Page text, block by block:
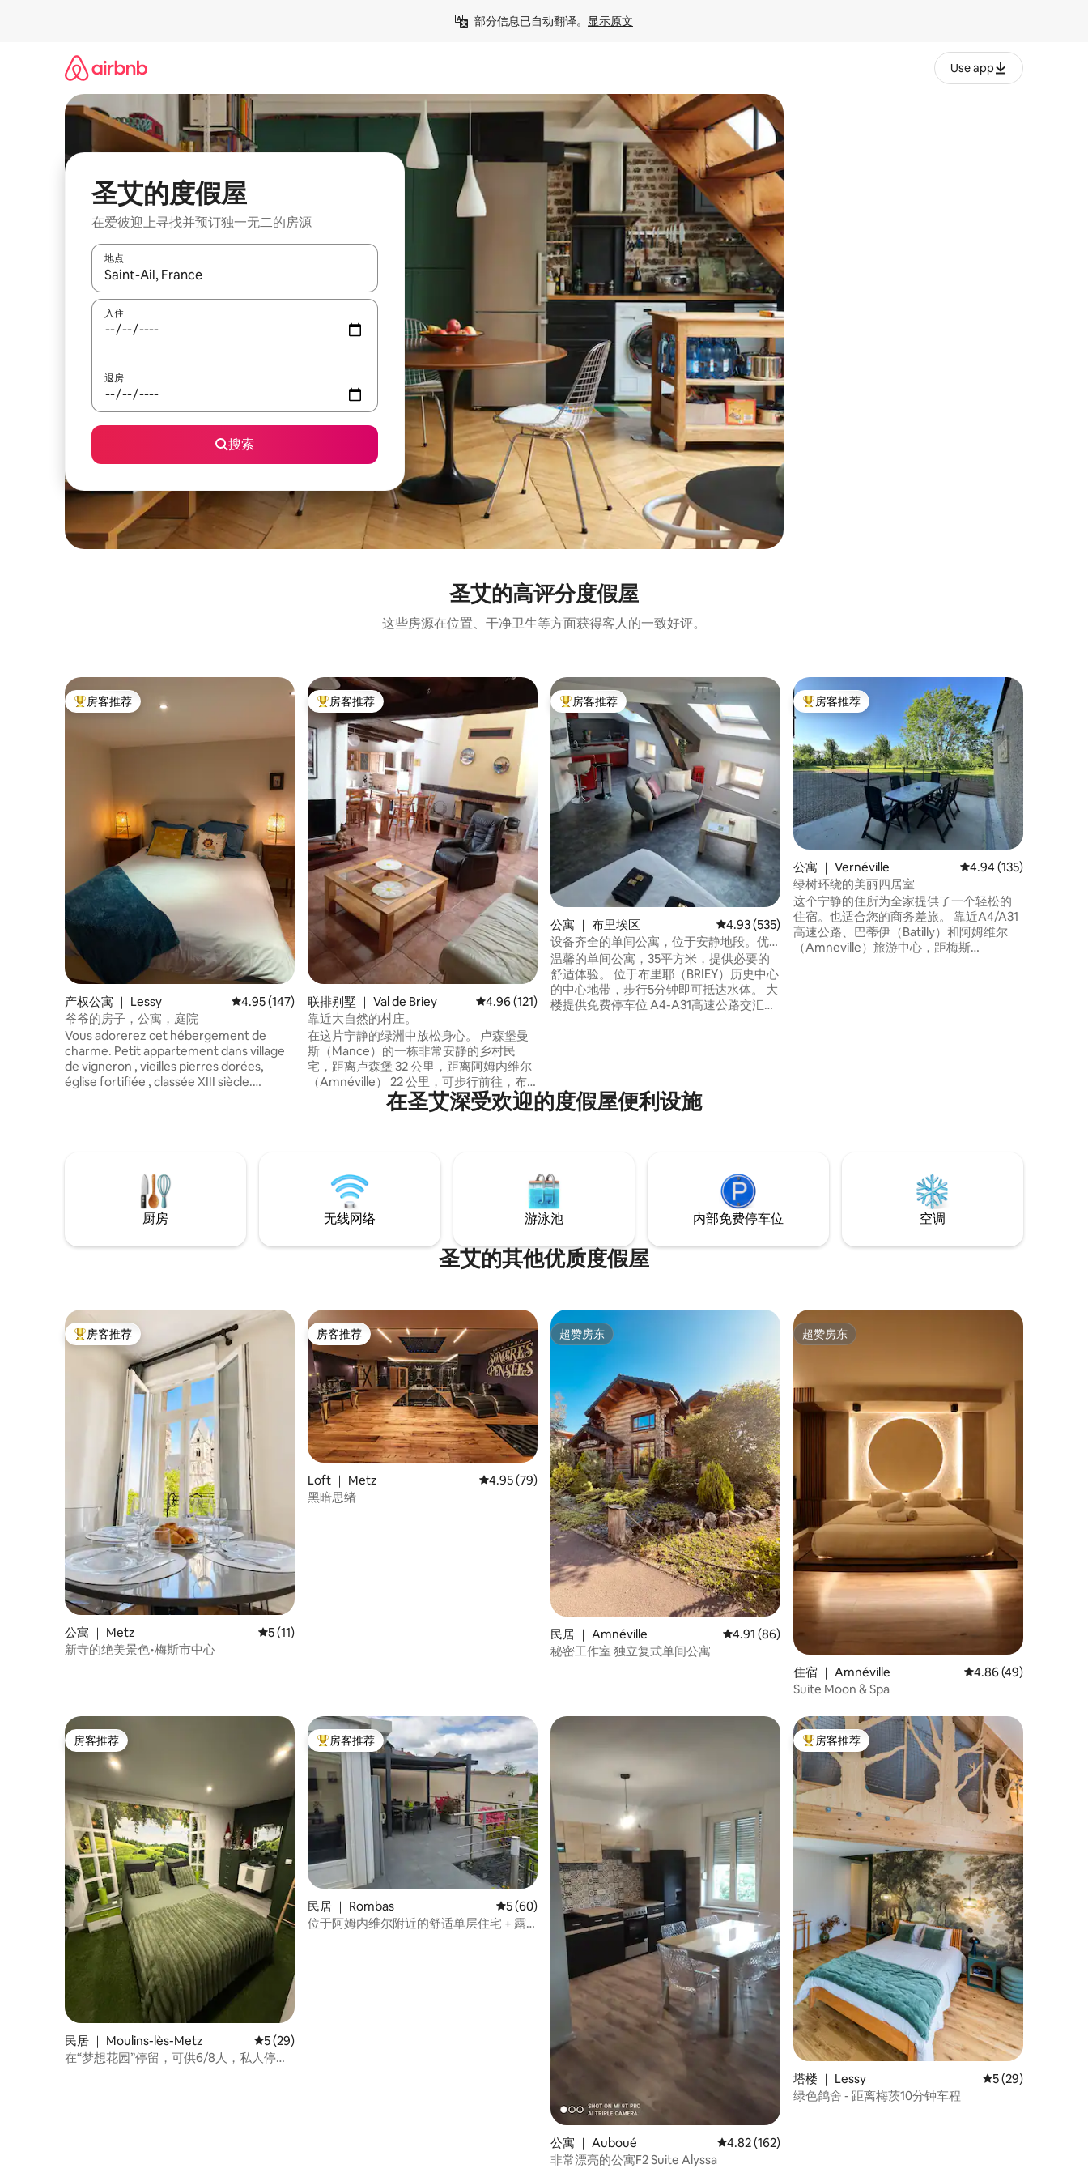
部分信息已自动翻译。 显示原文
Use app
圣艾的度假屋
在爱彼迎上寻找并预订独一无二的房源
地点
如有搜索结果，请使用上下方向键查看，或通过点击或滑动手势浏览。
入住
退房
搜索
圣艾的高评分度假屋
这些房源在位置、干净卫生等方面获得客人的一致好评。
热门「房客推荐」
房客推荐
产权公寓 ｜ Lessy 平均评分 4.95 分（满分 5 分），共 147 条评价
4.95 (147)
爷爷的房子，公寓，庭院
Vous adorerez cet hébergement de
charme. Petit appartement dans village
de vigneron , vieilles pierres dorées,
église fortifiée , classée XIII siècle.
vitraux de Chagall ,ses restaurants
gastronomiques. 30 mn de Nancy et sa
place Stanislas , l’école de Nancy Art
热门「房客推荐」
房客推荐
联排别墅 ｜ Val de Briey 平均评分 4.96 分（满分 5 分），共 121 条评价
4.96 (121)
靠近大自然的村庄。
在这片宁静的绿洲中放松身心。 卢森堡曼
斯（Mance）的一栋非常安静的乡村民
宅，距离卢森堡 32 公里，距离阿姆内维尔
（Amnéville） 22 公里，可步行前往，布
里湖（Lac de Briey），距离蒂永维尔
（Thionville） 30 公里，距离梅斯
名品牌。 _客厅配有扶手椅、沙发和电视。
楼上： 浴室、淋浴间、马桶、水槽。 2间大
热门「房客推荐」
房客推荐
公寓 ｜ 布里埃区 平均评分 4.93 分（满分 5 分），共 535 条评价
4.93 (535)
设备齐全的单间公寓，位于安静地段。优
质服务。
温馨的单间公寓，35平方米，提供必要的
舒适体验。 位于布里耶（BRIEY）历史中心
的中心地带，步行5分钟即可抵达水体。 大
楼提供免费停车位 A4-A31高速公路交汇处
热门「房客推荐」
房客推荐
公寓 ｜ Vernéville 平均评分 4.94 分（满
4.94 (135)
绿树环绕的美丽四居室
这个宁静的住所为全家提供了一个轻松的
住宿。也适合您的商务差旅。 靠近A4/A31
高速公路、巴蒂伊（Batilly）和阿姆维尔
（Amneville）旅游中心，距梅斯
在圣艾深受欢迎的度假屋便利设施
厨房 无线网络 游泳池 内部免费停车位 空调
圣艾的其他优质度假屋
热门「房客推荐」
房客推荐
公寓 ｜ Metz 平均评分 5 分（满分 5 分），共 11 条评价
5 (11)
新寺的绝美景色•梅斯市中心
房客推荐
房客推荐
Loft ｜ Metz 平均评分 4.95 分（满分 5 分），共 79 条评价
4.95 (79)
黑暗思绪
超赞房东
超赞房东
民居 ｜ Amnéville 平均评分 4.91 分（满分 5 分），共 86 条评价
4.91 (86)
秘密工作室 独立复式单间公寓
超赞房东
超赞房东
住宿 ｜ Amnéville 平均评分 4.86 分（满
4.86 (49)
Suite Moon & Spa
房客推荐
房客推荐
民居 ｜ Moulins-lès-Metz 平均评分 5 分（满分 5 分），共 29 条评价
5 (29)
在“梦想花园”停留，可供6/8人，私人停车
热门「房客推荐」
房客推荐
民居 ｜ Rombas 平均评分 5 分（满分 5 分），共 60 条评价
5 (60)
位于阿姆内维尔附近的舒适单层住宅 + 露
公寓 ｜ Auboué 平均评分 4.82 分（满分 5 分），共 162 条评价
4.82 (162)
非常漂亮的公寓F2 Suite Alyssa
热门「房客推荐」
房客推荐
塔楼 ｜ Lessy 平均评分 5 分（满
5 (29)
绿色鸽舍 - 距离梅茨10分钟车程